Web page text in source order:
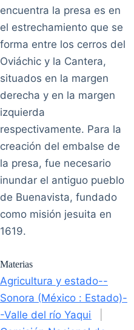
encuentra la presa es en
el estrechamiento que se
forma entre los cerros del
Oviáchic y la Cantera,
situados en la margen
derecha y en la margen
izquierda
respectivamente. Para la
creación del embalse de
la presa, fue necesario
inundar el antiguo pueblo
de Buenavista, fundado
como misión jesuita en
1619.
Materias
Agricultura y estado--
Sonora (México : Estado)-
-Valle del río Yaqui